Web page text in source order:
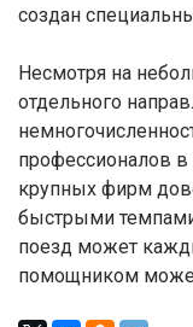
создан
Несмотря на
отдельного
профессионалов в
крупных фирм
быстрыми
поезд может
помощником